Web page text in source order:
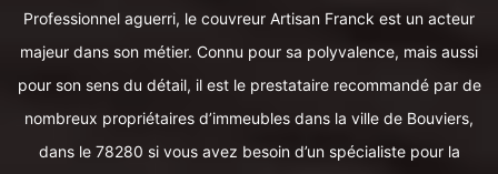
Professionnel aguerri, le couvreur Artisan Franck est un acteur
majeur dans son métier. Connu pour sa polyvalence, mais aussi
pour son sens du détail, il est le prestataire recommandé par de
nombreux propriétaires d’immeubles dans la ville de Bouviers,
dans le 78280 si vous avez besoin d’un spécialiste pour la